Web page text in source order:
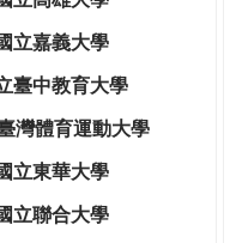
立嘉義大學
臺中教育大學
灣體育運動大學
立東華大學
立聯合大學